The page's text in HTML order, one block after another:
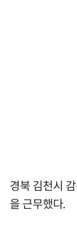
경북 김천시
을 근무했다.